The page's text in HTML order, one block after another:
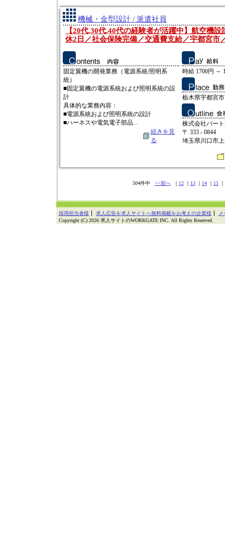
機械・金型設計 / 派遣社員
【20代,30代,40代の経験者が活躍中】航空機
休2日／社会保険完備／交通費支給／宇都宮市
固定翼機の開発業務（電源系統/照明系
統）
■固定翼機の電源系統および照明系統の設
計
具体的な業務内容：
■電源系統および照明系統の設計
■ハーネスや電気電子部品...
続きを見
る
時給 1700円 ～
栃木県宇都宮市
株式会社パー
〒 333 - 0844
埼玉県川口市
504件中 <<前へ｜ 12｜ 13｜ 14｜ 15｜
採用担当者様 求人広告を求人サイトへ無料掲載をお考えの企業様
Copyright (C) 2026 求人サイトのWORKGATE INC. All Rights Reserved.